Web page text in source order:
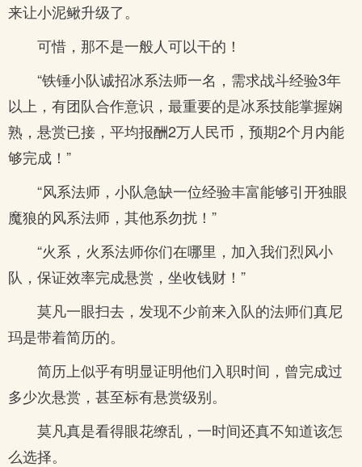
来让小泥鳅升级了。
可惜，那不是一般人可以干的！
“铁锤小队诚招冰系法师一名，需求战斗经验3年
以上，有团队合作意识，最重要的是冰系技能掌握娴
熟，悬赏已接，平均报酬2万人民币，预期2个月内能
够完成！”
“风系法师，小队急缺一位经验丰富能够引开独眼
魔狼的风系法师，其他系勿扰！”
“火系，火系法师你们在哪里，加入我们烈风小
队，保证效率完成悬赏，坐收钱财！”
莫凡一眼扫去，发现不少前来入队的法师们真尼
玛是带着简历的。
简历上似乎有明显证明他们入职时间，曾完成过
多少次悬赏，甚至标有悬赏级别。
莫凡真是看得眼花缭乱，一时间还真不知道该怎
么选择。